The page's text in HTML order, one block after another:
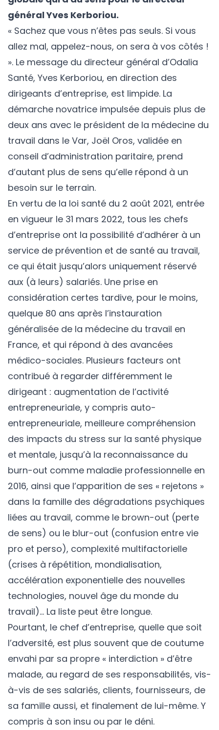
général Yves Kerboriou.
« Sachez que vous n’êtes pas seuls. Si vous
allez mal, appelez-nous, on sera à vos côtés !
». Le message du directeur général d’Odalia
Santé, Yves Kerboriou, en direction des
dirigeants d’entreprise, est limpide. La
démarche novatrice impulsée depuis plus de
deux ans avec le président de la médecine du
travail dans le Var, Joël Oros, validée en
conseil d’administration paritaire, prend
d’autant plus de sens qu’elle répond à un
besoin sur le terrain.
En vertu de la loi santé du 2 août 2021, entrée
en vigueur le 31 mars 2022, tous les chefs
d’entreprise ont la possibilité d’adhérer à un
service de prévention et de santé au travail,
ce qui était jusqu’alors uniquement réservé
aux (à leurs) salariés. Une prise en
considération certes tardive, pour le moins,
quelque 80 ans après l’instauration
généralisée de la médecine du travail en
France, et qui répond à des avancées
médico-sociales. Plusieurs facteurs ont
contribué à regarder différemment le
dirigeant : augmentation de l’activité
entrepreneuriale, y compris auto-
entrepreneuriale, meilleure compréhension
des impacts du stress sur la santé physique
et mentale, jusqu’à la reconnaissance du
burn-out comme maladie professionnelle en
2016, ainsi que l’apparition de ses « rejetons »
dans la famille des dégradations psychiques
liées au travail, comme le brown-out (perte
de sens) ou le blur-out (confusion entre vie
pro et perso), complexité multifactorielle
(crises à répétition, mondialisation,
accélération exponentielle des nouvelles
technologies, nouvel âge du monde du
travail)… La liste peut être longue.
Pourtant, le chef d’entreprise, quelle que soit
l’adversité, est plus souvent que de coutume
envahi par sa propre « interdiction » d’être
malade, au regard de ses responsabilités, vis-
à-vis de ses salariés, clients, fournisseurs, de
sa famille aussi, et finalement de lui-même. Y
compris à son insu ou par le déni.